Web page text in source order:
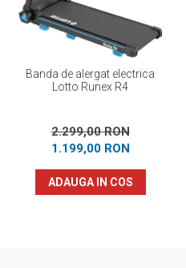
Banda de alergat electrica
Lotto Runex R4
2.299,00 RON
1.199,00 RON
ADAUGA IN COS